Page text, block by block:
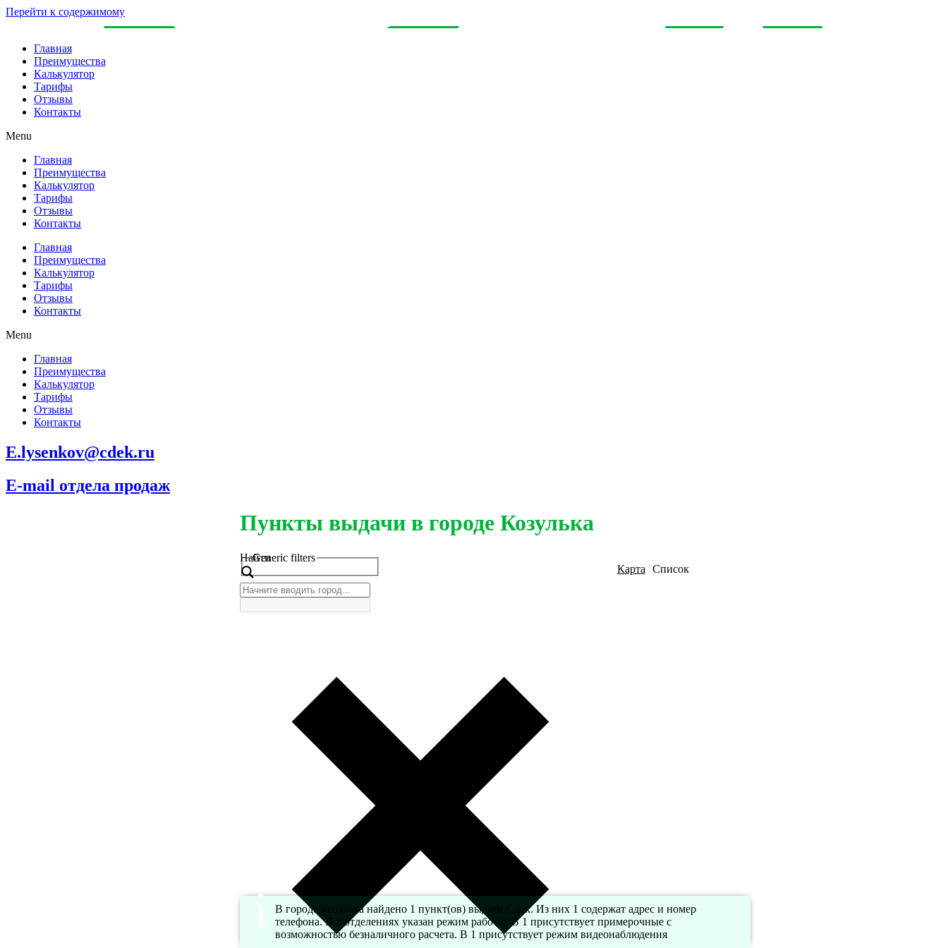
Перейти к содержимому
Главная
Преимущества
Калькулятор
Тарифы
Отзывы
Контакты
Menu
Главная
Преимущества
Калькулятор
Тарифы
Отзывы
Контакты
Главная
Преимущества
Калькулятор
Тарифы
Отзывы
Контакты
Menu
Главная
Преимущества
Калькулятор
Тарифы
Отзывы
Контакты
E.lysenkov@cdek.ru
E-mail отдела продаж
Пункты выдачи в городе Козулька
Найти
Generic filters
Карта
Список
В городе Козулька найдено 1 пункт(ов) выдачи Сдек. Из них 1 содержат адрес и номер
телефона. В 1 отделениях указан режим работы. В 1 присутствует примерочные с
возможностью безналичного расчета. В 1 присутствует режим видеонаблюдения